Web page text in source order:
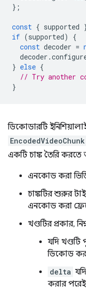
};
const { supported
if (supported)
{
const decoder =
decoder .
} else {
// Try another
}
ডিকোডারটি
EncodedVideoChunk
একটি চাঙ্ক তৈরি
এনকোড করা
চাঙ্কটির শুরুর
এনকোড করা
খণ্ডটির প্রকার,
যদি খণ্ডটি
ডিকোড
delta
করার